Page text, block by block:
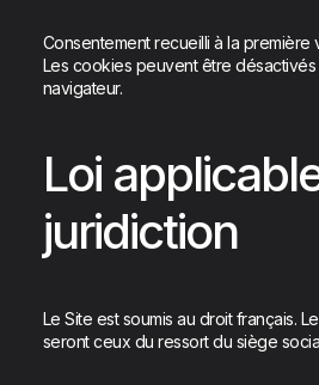
Consentement recueilli à la première
Les cookies peuvent être
navigateur.
Loi
juridiction
Le Site est soumis au droit français.
seront ceux du ressort du siège